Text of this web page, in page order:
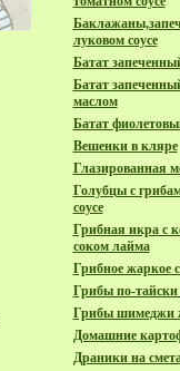
луковом соусе
Батат
Батат
маслом
Батат
Вешенки в кляре
Глазированная
Голубцы с
соусе
Грибная икра с
соком лайма
Грибное жаркое
Грибы по-
Грибы шимеджи
Домашние
Драники на